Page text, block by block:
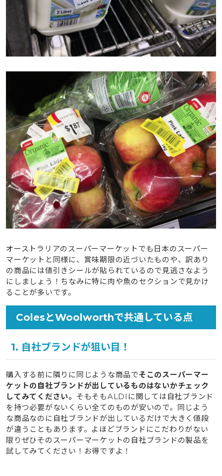
オーストラリアのスーパーマーケットでも日本のスーパー
マーケットと同様に、賞味期限の近づいたものや、訳あり
の商品には値引きシールが貼られているので見逃さなよう
にしましょう！ちなみに特に肉や魚のセクションで見かけ
ることが多いです。
ColesとWoolworthで共通している点
1. 自社ブランドが狙い目！
購入する前に隣りに同じような商品でそこのスーパーマー
ケットの自社ブランドが出しているものはないかチェック
してみてください。 そもそもALDIに関しては自社ブランド
を持つ必要がないくらい全てのものが安いので。同じよう
な商品なのに自社ブランドが出しているだけで大きく値段
が違うこともあります。よほどブランドにこだわりがない
限りぜひそのスーパーマーケットの自社ブランドの製品を
試してみてください！お得ですよ！